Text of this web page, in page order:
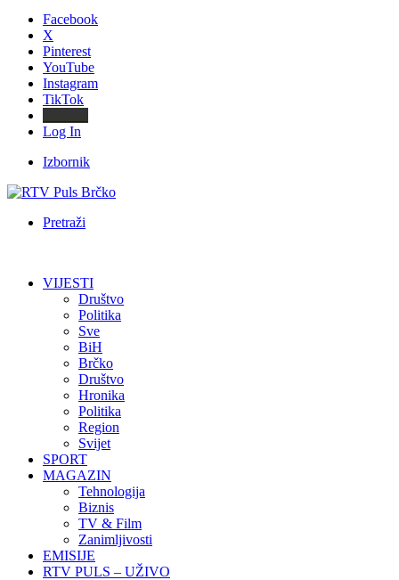
Facebook
X
Pinterest
YouTube
Instagram
TikTok
Log In
Izbornik
Pretraži
VIJESTI
Društvo
Politika
Sve
BiH
Brčko
Društvo
Hronika
Politika
Region
Svijet
SPORT
MAGAZIN
Tehnologija
Biznis
TV & Film
Zanimljivosti
EMISIJE
RTV PULS – UŽIVO